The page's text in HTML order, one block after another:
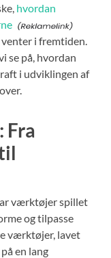
hvordan
i fremtiden.
se på, hvordan
i udviklingen af
Fra
værktøjer spillet
og tilpasse
værktøjer, lavet
en lang